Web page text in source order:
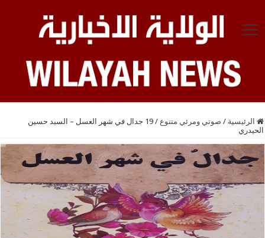
الرئيسية / صوتي ومرئي متنوع /
19 جدال في شهر العسل – السيد حسين
الحيدري